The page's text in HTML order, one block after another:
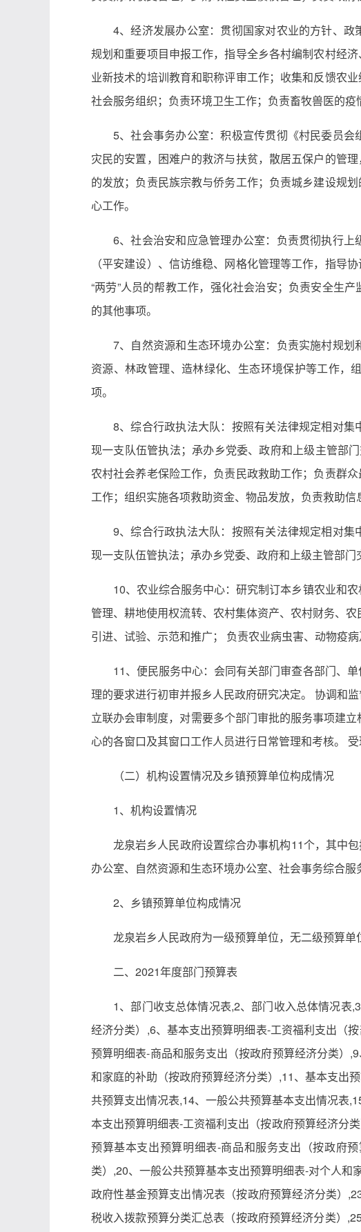
4、经济发展办公室：贯彻国家对农业的方针、
规划和重要项目申报工作，指导全乡各村编制农村经
业新技术的培训教育和职称评审工作；收集和反馈农
社会服务组织；负责环境卫生工作；负责畜牧兽医的
5、社会事务办公室：积极宣传贯彻《村民委员会
灾民的安置，困难户的救济与扶贫，散居五保户的管
的发放；负责民族宗教与侨务工作；负责城乡建设规
心工作。
6、社会治安和应急管理办公室：负责贯彻执行
（平安建设）、信访维稳、网格化管理等工作，指导
“两劳”人员的帮教工作，强化社会治安；负责安全生
的其他事项。
7、自然资源和生态环境办公室：负责实施村规
资源、林政管理、造林绿化、生态环境保护等工作，
项。
8、综合行政执法大队：按照有关法律规定相对
现一支队伍管执法；承办乡党委、政府和上级主管部
农村社会养老保险工作，负责民政救助工作；负责群
工作；组织实施各项救助资金、物品发放，负责救助
9、综合行政执法大队：按照有关法律规定相对
现一支队伍管执法；承办乡党委、政府和上级主管部门
10、农业综合服务中心：研究制订本乡镇农业和
管理、耕地使用权流转、农村集体资产、农村财务、
引进、试验、示范和推广； 负责农业病虫害、动物疫
11、便民服务中心：会同有关部门审查各部门、
理的要求进行初审并报乡人民政府研究决定。 协调和
立联办会审制度，对需要多个部门审批的服务事项建
心的各窗口及其窗口工作人员进行日常管理和考核。
（二）机构设置情况及乡镇预算单位构成情况
1、机构设置情况
龙泉岩乡人民政府设置综合办事机构11个，其中
办公室、自然资源和生态环境办公室、社会事务综合
2、乡镇预算单位构成情况
龙泉岩乡人民政府为一级预算单位，无二级预算单
二、2021年度部门预算表
1、部门收支总体情况表,2、部门收入总体情况表
经济分类）,6、基本支出预算明细表-工资福利支出（
预算明细表-商品和服务支出（按政府预算经济分类）
和家庭的补助（按政府预算经济分类）,11、基本支出
共预算支出情况表,14、一般公共预算基本支出情况表
本支出预算明细表-工资福利支出（按政府预算经济分
预算基本支出预算明细表-商品和服务支出（按政府
类）,20、一般公共预算基本支出预算明细表-对个人和
政府性基金预算支出情况表（按政府预算经济分类）
税收入拨款预算分类汇总表（按政府预算经济分类）